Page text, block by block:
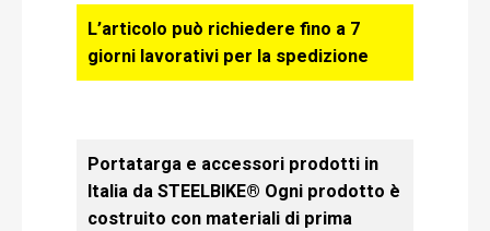
L’articolo può richiedere fino a 7
giorni lavorativi per la spedizione
Portatarga e accessori prodotti in
Italia da STEELBIKE® Ogni prodotto è
costruito con materiali di prima